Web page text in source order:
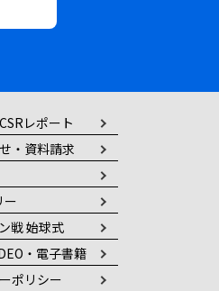
レポート
・資料請求
ー
戦 始球式
・電子書籍
ポリシー